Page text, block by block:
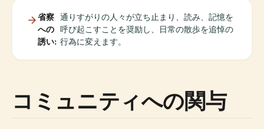
省察
への
誘い:
通りすがりの人々が立ち止まり、読み、記憶を
呼び起こすことを奨励し、日常の散歩を追悼の
行為に変えます。
コミュニティへの関与